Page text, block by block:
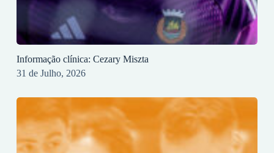
Informação clínica: Cezary Miszta
31 de Julho, 2026